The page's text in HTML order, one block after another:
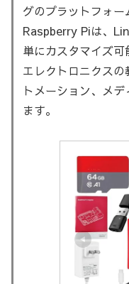
グのプラットフォー
Raspberry Piは、
単にカスタマイズ
エレクトロニクス
トメーション、メ
ます。